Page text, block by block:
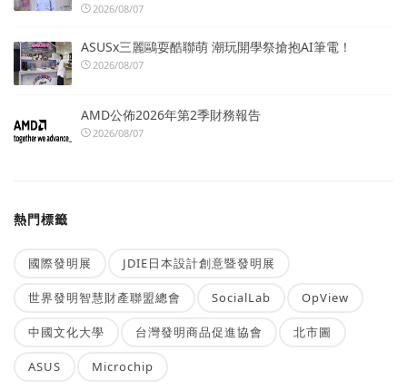
2026/08/07
ASUSx三麗鷗耍酷聯萌 潮玩開學祭搶抱AI筆電！
2026/08/07
AMD公佈2026年第2季財務報告
2026/08/07
熱門標籤
國際發明展 JDIE日本設計創意暨發明展
世界發明智慧財產聯盟總會 SocialLab OpView
中國文化大學 台灣發明商品促進協會 北市圖
ASUS Microchip